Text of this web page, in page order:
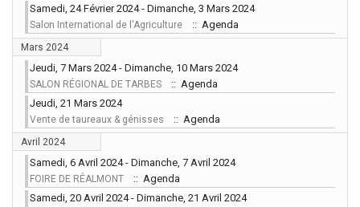
Samedi, 24 Février 2024 - Dimanche, 3 Mars 2024
Salon International de l'Agriculture :: Agenda
Mars 2024
Jeudi, 7 Mars 2024 - Dimanche, 10 Mars 2024
SALON RÉGIONAL DE TARBES
:: Agenda
Jeudi, 21 Mars 2024
Vente de taureaux & génisses :: Agenda
Avril 2024
Samedi, 6 Avril 2024 - Dimanche, 7 Avril 2024
FOIRE DE RÉALMONT
:: Agenda
Samedi, 20 Avril 2024 - Dimanche, 21 Avril 2024